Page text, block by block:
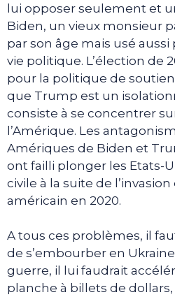
lui opposer seulement et
Biden, un vieux monsieur
par son âge mais usé
vie politique. L’élection de
pour la politique de soutien
que Trump est un
consiste à se concentrer
l’Amérique. Les
Amériques de Biden et
ont failli plonger les Etats-
civile à la suite de
américain en 2020.
A tous ces problèmes, il
de s’embourber en
guerre, il lui faudrait
planche à billets de